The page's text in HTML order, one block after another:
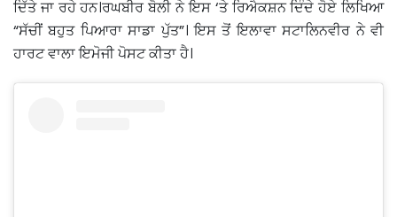
ਦਿੱਤੇ ਜਾ ਰਹੇ ਹਨ।ਰਘਬੀਰ ਬੋਲੀ ਨੇ ਇਸ ‘ਤੇ ਰਿਐਕਸ਼ਨ ਦਿੰਦੇ ਹੋਏ ਲਿਖਿਆ
“ਸੱਚੀਂ ਬਹੁਤ ਪਿਆਰਾ ਸਾਡਾ ਪੁੱਤ”। ਇਸ ਤੋਂ ਇਲਾਵਾ ਸਟਾਲਿਨਵੀਰ ਨੇ ਵੀ
ਹਾਰਟ ਵਾਲਾ ਇਮੋਜੀ ਪੋਸਟ ਕੀਤਾ ਹੈ।